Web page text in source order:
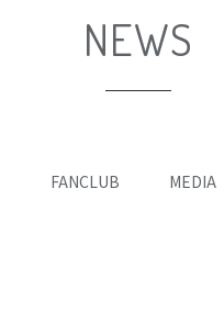
NEWS
FANCLUB MEDIA